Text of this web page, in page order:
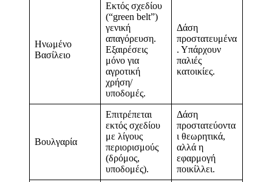
Ηνωμένο
Βασίλειο
Εκτός σχεδίου
(“green belt”)
γενική
απαγόρευση.
Εξαιρέσεις
μόνο για
αγροτική
χρήση/
υποδομές.
Δάση
προστατευμένα
. Υπάρχουν
παλιές
κατοικίες.
Βουλγαρία
Επιτρέπεται
εκτός σχεδίου
με λίγους
περιορισμούς
(δρόμος,
υποδομές).
Δάση
προστατεύοντα
ι θεωρητικά,
αλλά η
εφαρμογή
ποικίλλει.